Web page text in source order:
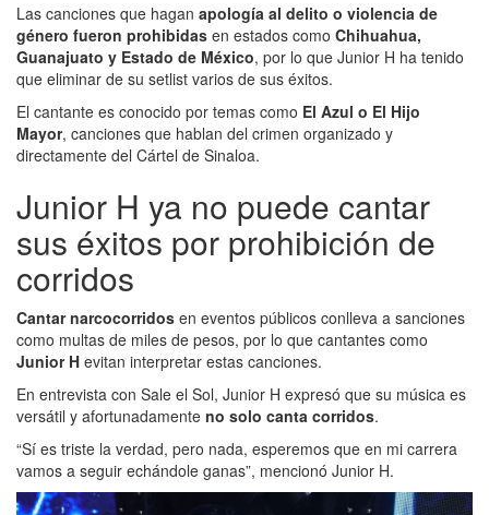
Las canciones que hagan apología al delito o violencia de
género fueron prohibidas en estados como Chihuahua,
Guanajuato y Estado de México, por lo que Junior H ha tenido
que eliminar de su setlist varios de sus éxitos.
El cantante es conocido por temas como El Azul o El Hijo
Mayor, canciones que hablan del crimen organizado y
directamente del Cártel de Sinaloa.
Junior H ya no puede cantar
sus éxitos por prohibición de
corridos
Cantar narcocorridos en eventos públicos conlleva a sanciones
como multas de miles de pesos, por lo que cantantes como
Junior H evitan interpretar estas canciones.
En entrevista con Sale el Sol, Junior H expresó que su música es
versátil y afortunadamente no solo canta corridos.
“Sí es triste la verdad, pero nada, esperemos que en mi carrera
vamos a seguir echándole ganas”, mencionó Junior H.